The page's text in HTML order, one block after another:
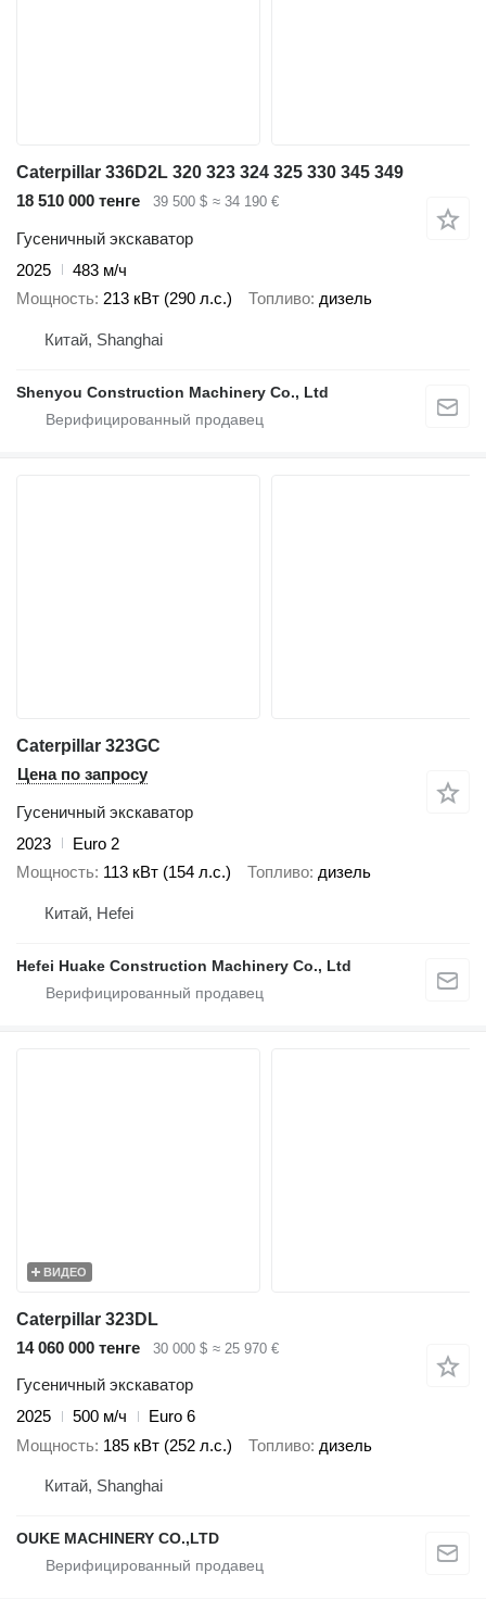
Caterpillar 336D2L 320 323 324 325 330 345 349
18 510 000 тенге
39 500 $ ≈ 34 190 €
Гусеничный экскаватор
2025
483 м/ч
Мощность 213 кВт (290 л.с.) Топливо дизель
Китай, Shanghai
Shenyou Construction Machinery Co., Ltd
Caterpillar 323GC
Цена по запросу
Гусеничный экскаватор
2023
Euro 2
Мощность 113 кВт (154 л.с.) Топливо дизель
Китай, Hefei
Hefei Huake Construction Machinery Co., Ltd
ВИДЕО
Caterpillar 323DL
14 060 000 тенге
30 000 $ ≈ 25 970 €
Гусеничный экскаватор
2025
500 м/ч
Euro 6
Мощность 185 кВт (252 л.с.) Топливо дизель
Китай, Shanghai
OUKE MACHINERY CO.,LTD